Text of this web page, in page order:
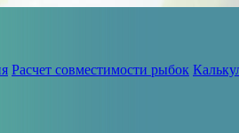
Расчет совместимости рыбок